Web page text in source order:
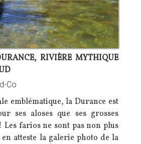
RIVIÈRE MYTHIQUE
Co
emblématique, la Durance est
ses aloses que ses grosses
Les farios ne sont pas non plus
atteste la galerie photo de la